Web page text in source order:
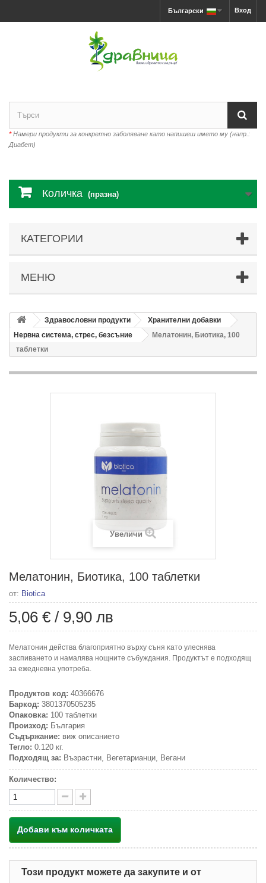
Вход
Български
*Намери продукти за конкретно заболяване като напишеш името му (напр.:
Диабет)
Количка (празна)
КАТЕГОРИИ
МЕНЮ
Здравословни продукти
Хранителни добавки
Нервна система, стрес, безсъние
Мелатонин, Биотика, 100
таблетки
Увеличи
Мелатонин, Биотика, 100 таблетки
от: Biotica
5,06 € / 9,90 лв
Meлaтoнин дeйcтвa блaгoпpиятнo въpxy cъня ĸaтo yлecнявa
зacпивaнeтo и нaмaлявa нoщнитe cъбyждaния. Πpoдyĸтът e пoдxoдящ
зa eжeднeвнa yпoтpeбa.
Продуктов код: 40366676
Баркод: 3801370505235
Опаковка: 100 таблетки
Произход: България
Съдържание: виж описанието
Тегло: 0.120 кг.
Подходящ за: Възрастни, Вегетарианци, Вегани
Количество:
Добави към количката
Този продукт можете да закупите и от